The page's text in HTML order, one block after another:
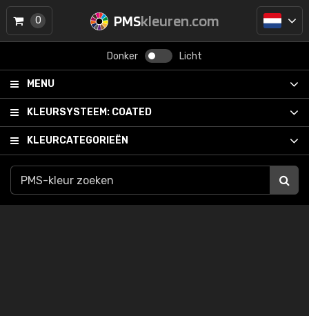
PMSkleuren.com
Donker Licht
MENU
KLEURSYSTEEM: COATED
KLEURCATEGORIEËN
0